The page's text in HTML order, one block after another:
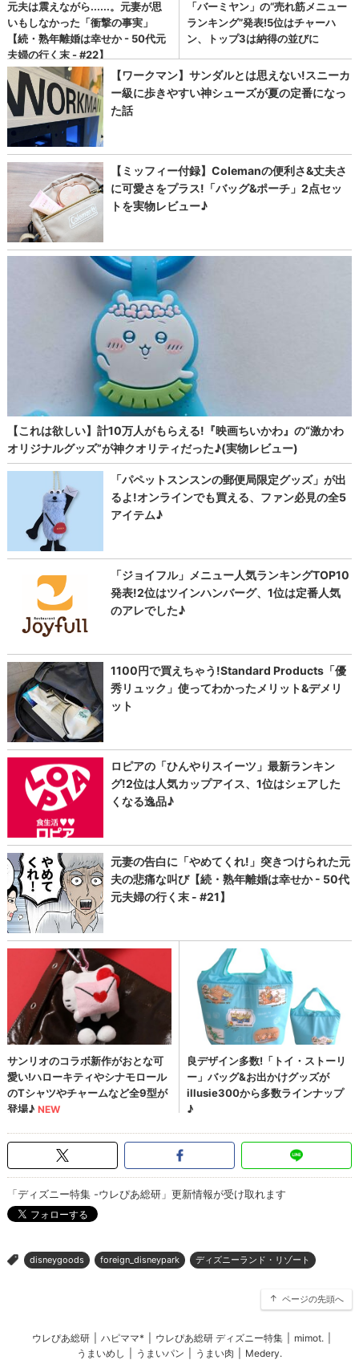
「ディズニー特集 -ウレぴあ総研」更新情報が受け取れます
> disneygoods foreign_disneypark ディズニーランド・リゾート
ページの先頭へ
ウレぴあ総研 ハピママ* ウレぴあ総研 ディズニー特集 mimot.
うまいめし
うまいパン うまい肉 Medery.